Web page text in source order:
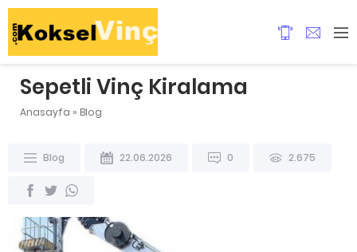
Sepetli Vinç Kiralama
Anasayfa » Blog
Blog 22.06.2026 0 2.675